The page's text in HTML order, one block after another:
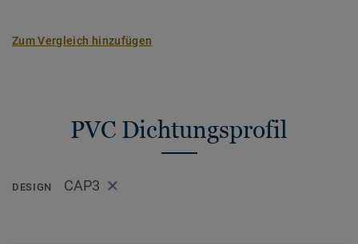
Zum Vergleich hinzufügen
PVC Dichtungsprofil
DESIGN CAP3